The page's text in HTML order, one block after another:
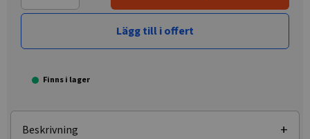
Lägg till i offert
Finns i lager
Beskrivning